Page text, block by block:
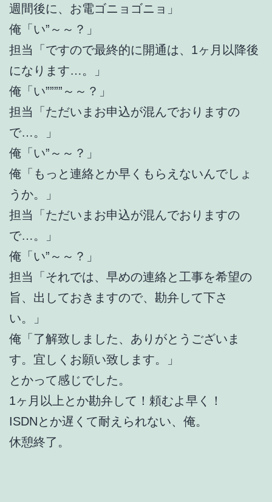
週間後に、お電ゴニョゴニョ」
俺「い”～～？」
担当「ですので最終的に開通は、1ヶ月以降後
になります…。」
俺「い””””～～？」
担当「ただいまお申込が混んでおりますの
で…。」
俺「い”～～？」
俺「もっと連絡とか早くもらえないんでしょ
うか。」
担当「ただいまお申込が混んでおりますの
で…。」
俺「い”～～？」
担当「それでは、早めの連絡と工事を希望の
旨、出しておきますので、勘弁して下さ
い。」
俺「了解致しました、ありがとうございま
す。宜しくお願い致します。」
とかって感じでした。
1ヶ月以上とか勘弁して！頼むよ早く！
ISDNとか遅くて耐えられない、俺。
休憩終了。